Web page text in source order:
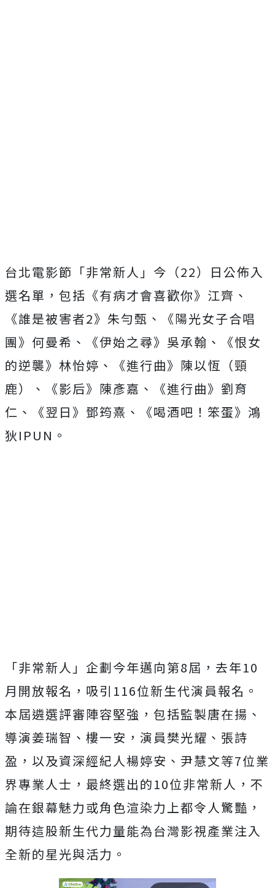
台北電影節「非常新人」今（22）日公佈入
選名單，包括《有病才會喜歡你》江齊、
《誰是被害者2》朱勻甄、《陽光女子合唱
團》何曼希、《伊始之尋》吳承翰、《恨女
的逆襲》 林怡婷、《進行曲》陳以恆（頸
鹿）、《影后》陳彥嘉、《進行曲》 劉育
仁、《翌日》鄧筠熹、《喝酒吧！笨蛋》鴻
狄IPUN。
「非常新人」企劃今年邁向第8屆，去年10
月開放報名， 吸引116位新生代演員報名。
本屆遴選評審陣容堅強， 包括監製唐在揚、
導演姜瑞智、樓一安，演員樊光耀、張詩
盈， 以及資深經紀人楊婷安、尹慧文等7位業
界專業人士， 最終選出的10位非常新人， 不
論在銀幕魅力或角色渲染力上都令人驚豔，
期待這股新生代力量能為台灣影視產業注入
全新的星光與活力。